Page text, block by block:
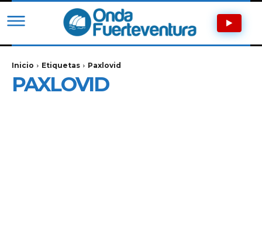
Inicio Etiquetas Paxlovid
PAXLOVID